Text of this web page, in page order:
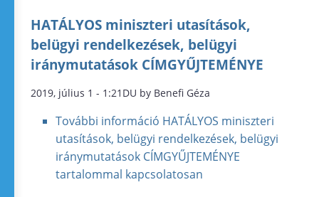
HATÁLYOS miniszteri utasítások,
belügyi rendelkezések, belügyi
iránymutatások CÍMGYŰJTEMÉNYE
2019, július 1 - 1:21DU by Benefi Géza
További információ HATÁLYOS miniszteri
utasítások, belügyi rendelkezések, belügyi
iránymutatások CÍMGYŰJTEMÉNYE
tartalommal kapcsolatosan